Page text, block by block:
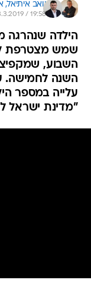
יואב איתיאל,
/ 19:58
הילדה שנהרגה
שמש מצטרפת
השבוע,
השנה לחמישה.
עלייה במספר
"מדינת ישראל